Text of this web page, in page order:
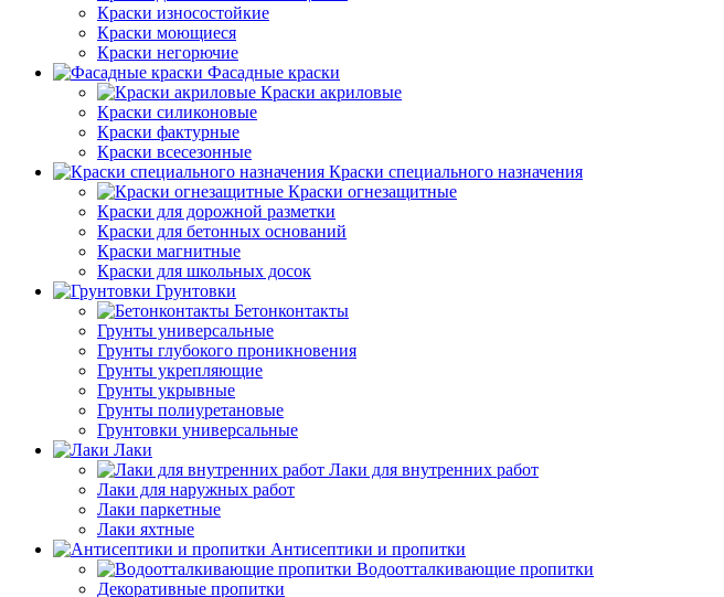
Краски износостойкие
Краски моющиеся
Краски негорючие
Фасадные краски
Краски акриловые
Краски силиконовые
Краски фактурные
Краски всесезонные
Краски специального назначения
Краски огнезащитные
Краски для дорожной разметки
Краски для бетонных оснований
Краски магнитные
Краски для школьных досок
Грунтовки
Бетонконтакты
Грунты универсальные
Грунты глубокого проникновения
Грунты укрепляющие
Грунты укрывные
Грунты полиуретановые
Грунтовки универсальные
Лаки
Лаки для внутренних работ
Лаки для наружных работ
Лаки паркетные
Лаки яхтные
Антисептики и пропитки
Водоотталкивающие пропитки
Декоративные пропитки